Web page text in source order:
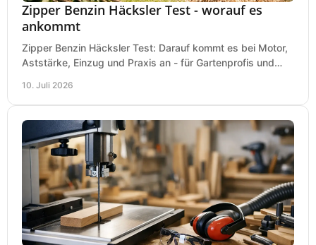
Zipper Benzin Häcksler Test - worauf es
ankommt
Zipper Benzin Häcksler Test: Darauf kommt es bei Motor,
Aststärke, Einzug und Praxis an - für Gartenprofis und
10. Juli 2026